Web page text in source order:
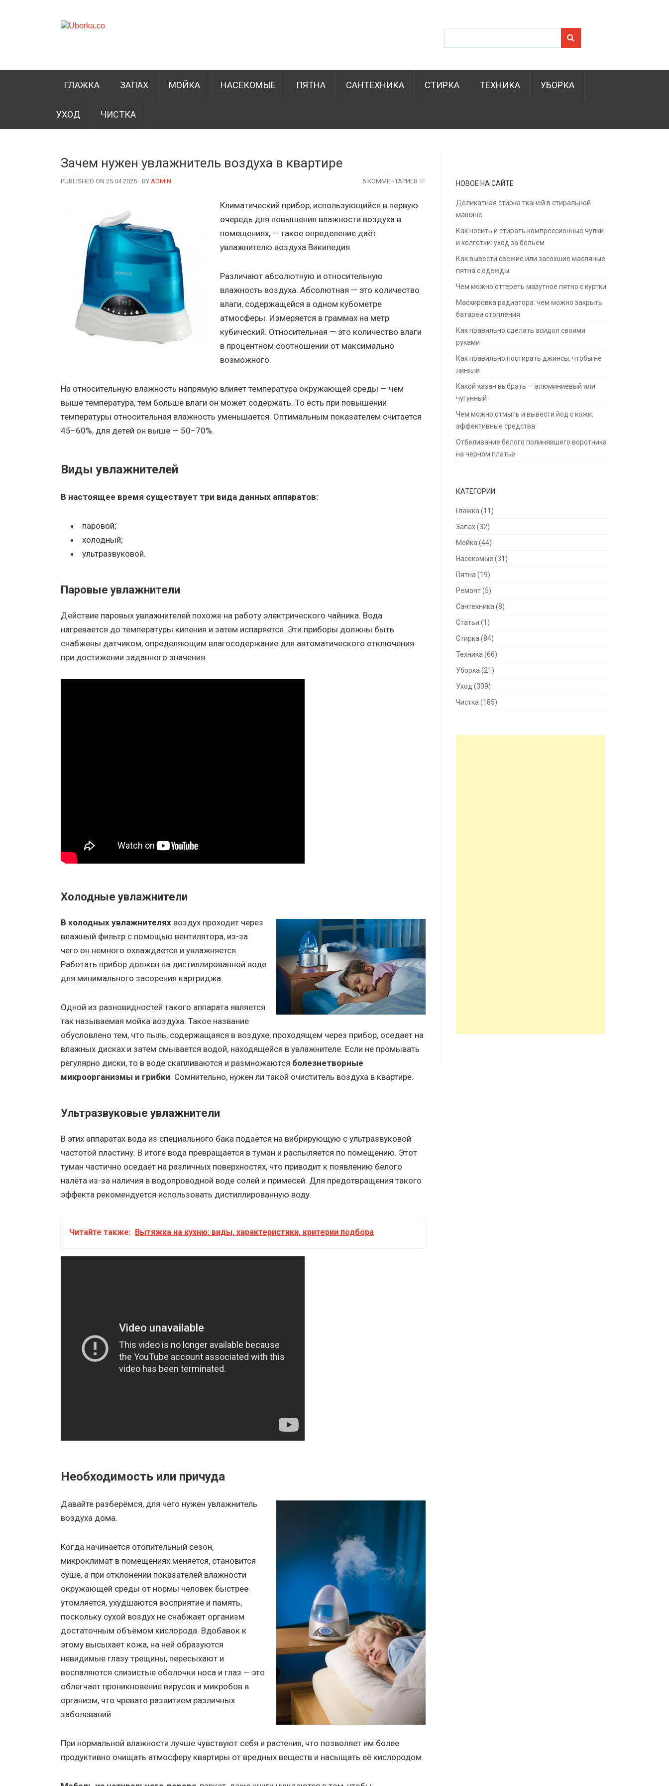
ГЛАЖКА ЗАПАХ МОЙКА НАСЕКОМЫЕ ПЯТНА САНТЕХНИКА СТИРКА ТЕХНИКА УБОРКА
УХОД ЧИСТКА
Зачем нужен увлажнитель воздуха в квартире
PUBLISHED ON 25.04.2025 BY AUTHOR
ADMIN 5 КОММЕНТАРИЕВ
Климатический прибор, использующийся в первую
очередь для повышения влажности воздуха в
помещениях, — такое определение даёт
увлажнителю воздуха Википедия.
Различают абсолютную и относительную
влажность воздуха. Абсолютная — это количество
влаги, содержащейся в одном кубометре
атмосферы. Измеряется в граммах на метр
кубический. Относительная — это количество влаги
в процентном соотношении от максимально
возможного.
На относительную влажность напрямую влияет температура окружающей среды — чем
выше температура, тем больше влаги он может содержать. То есть при повышении
температуры относительная влажность уменьшается. Оптимальным показателем считается
45−60%, для детей он выше — 50−70%.
Виды увлажнителей
В настоящее время существует три вида данных аппаратов:
паровой;
холодный;
ультразвуковой.
Паровые увлажнители
Действие паровых увлажнителей похоже на работу электрического чайника. Вода
нагревается до температуры кипения и затем испаряется. Эти приборы должны быть
снабжены датчиком, определяющим влагосодержание для автоматического отключения
при достижении заданного значения.
Холодные увлажнители
В холодных увлажнителях воздух проходит через
влажный фильтр с помощью вентилятора, из-за
чего он немного охлаждается и увлажняется.
Работать прибор должен на дистиллированной воде
для минимального засорения картриджа.
Одной из разновидностей такого аппарата является
так называемая мойка воздуха. Такое название
обусловлено тем, что пыль, содержащаяся в воздухе, проходящем через прибор, оседает на
влажных дисках и затем смывается водой, находящейся в увлажнителе. Если не промывать
регулярно диски, то в воде скапливаются и размножаются болезнетворные
микроорганизмы и грибки. Сомнительно, нужен ли такой очиститель воздуха в квартире.
Ультразвуковые увлажнители
В этих аппаратах вода из специального бака подаётся на вибрирующую с ультразвуковой
частотой пластину. В итоге вода превращается в туман и распыляется по помещению. Этот
туман частично оседает на различных поверхностях, что приводит к появлению белого
налёта из-за наличия в водопроводной воде солей и примесей. Для предотвращения такого
эффекта рекомендуется использовать дистиллированную воду.
Читайте также: Вытяжка на кухню: виды, характеристики, критерии подбора
Необходимость или причуда
Давайте разберёмся, для чего нужен увлажнитель
воздуха дома.
Когда начинается отопительный сезон,
микроклимат в помещениях меняется, становится
суше, а при отклонении показателей влажности
окружающей среды от нормы человек быстрее
утомляется, ухудшаются восприятие и память,
поскольку сухой воздух не снабжает организм
достаточным объёмом кислорода. Вдобавок к
этому высыхает кожа, на ней образуются
невидимые глазу трещины, пересыхают и
воспаляются слизистые оболочки носа и глаз — это
облегчает проникновение вирусов и микробов в
организм, что чревато развитием различных
заболеваний.
При нормальной влажности лучше чувствуют себя и растения, что позволяет им более
продуктивно очищать атмосферу квартиры от вредных веществ и насыщать её кислородом.
НОВОЕ НА САЙТЕ
Деликатная стирка тканей в стиральной
машине
Как носить и стирать компрессионные чулки
и колготки: уход за бельем
Как вывести свежие или засохшие масляные
пятна с одежды
Чем можно оттереть мазутное пятно с куртки
Маскировка радиатора: чем можно закрыть
батареи отопления
Как правильно сделать асидол своими
руками
Как правильно постирать джинсы, чтобы не
линяли
Какой казан выбрать — алюминиевый или
чугунный
Чем можно отмыть и вывести йод с кожи:
эффективные средства
Отбеливание белого полинявшего воротника
на черном платье
КАТЕГОРИИ
Глажка (11)
Запах(32)
Мойка (44)
Насекомые (31)
Пятна (19)
Ремонт(5)
Сантехника (8)
Статьи (1)
Стирка (84)
Техника (66)
Уборка (21)
Уход (309)
Чистка (185)